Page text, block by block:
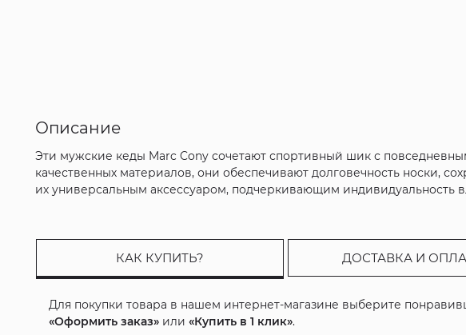
Описание
Эти мужские кеды Marc Cony сочетают спортивный шик с
качественных материалов, они обеспечивают долговечность носки,
их универсальным аксессуаром, подчеркивающим индивидуальность
КАК КУПИТЬ? ДОСТАВКА И
Для покупки товара в нашем интернет-магазине выберите
«Оформить заказ» или«Купить в 1 клик».